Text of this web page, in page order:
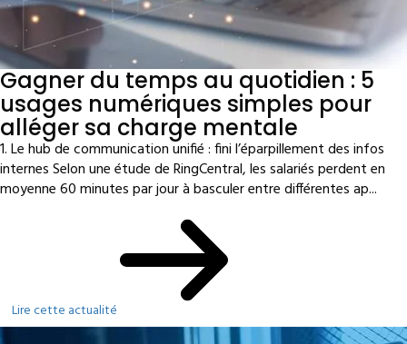
Gagner du temps au quotidien : 5
usages numériques simples pour
alléger sa charge mentale
1. Le hub de communication unifié : fini l’éparpillement des infos
internes Selon une étude de RingCentral, les salariés perdent en
moyenne 60 minutes par jour à basculer entre différentes ap...
Lire cette actualité